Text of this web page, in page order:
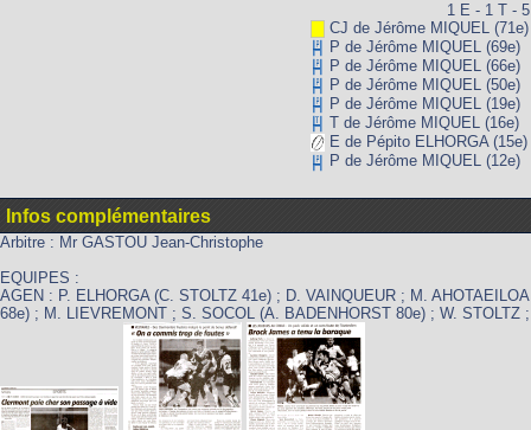
1 E - 1 T -
CJ de Jérôme MIQUEL (71e)
P de Jérôme MIQUEL (69e)
P de Jérôme MIQUEL (66e)
P de Jérôme MIQUEL (50e)
P de Jérôme MIQUEL (19e)
T de Jérôme MIQUEL (16e)
E de Pépito ELHORGA (15e)
P de Jérôme MIQUEL (12e)
Infos complémentaires
Arbitre : Mr GASTOU Jean-Christophe
EQUIPES :
AGEN : P. ELHORGA (C. STOLTZ 41e) ; D. VAINQUEUR ; M.
68e) ; M. LIEVREMONT ; S. SOCOL (A. BADENHORST 80e) ; W.